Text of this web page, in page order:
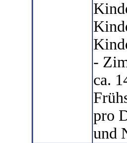
-
ca.
pro
und